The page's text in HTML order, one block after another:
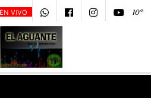
EN VIVO 10º